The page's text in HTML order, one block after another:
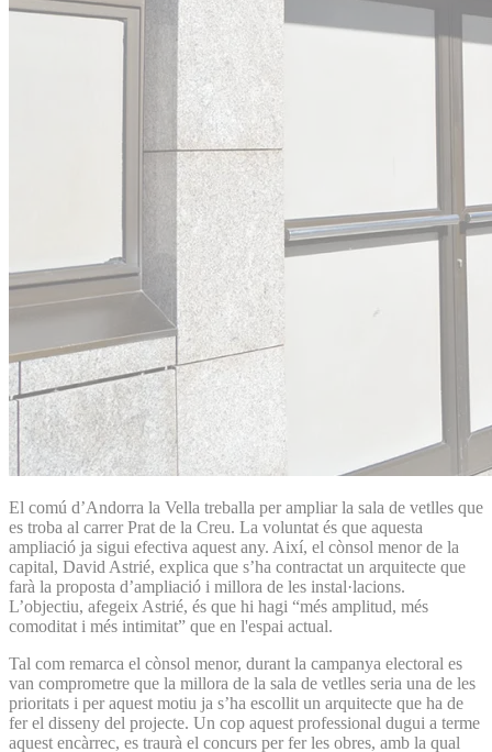
El comú d’Andorra la Vella treballa per ampliar la sala de vetlles que
es troba al carrer Prat de la Creu. La voluntat és que aquesta
ampliació ja sigui efectiva aquest any. Així, el cònsol menor de la
capital, David Astrié, explica que s’ha contractat un arquitecte que
farà la proposta d’ampliació i millora de les instal·lacions.
L’objectiu, afegeix Astrié, és que hi hagi “més amplitud, més
comoditat i més intimitat” que en l'espai actual.
Tal com remarca el cònsol menor, durant la campanya electoral es
van comprometre que la millora de la sala de vetlles seria una de les
prioritats i per aquest motiu ja s’ha escollit un arquitecte que ha de
fer el disseny del projecte. Un cop aquest professional dugui a terme
aquest encàrrec, es traurà el concurs per fer les obres, amb la qual